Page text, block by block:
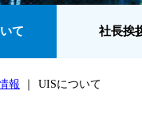
て 社長挨
報 UISについて